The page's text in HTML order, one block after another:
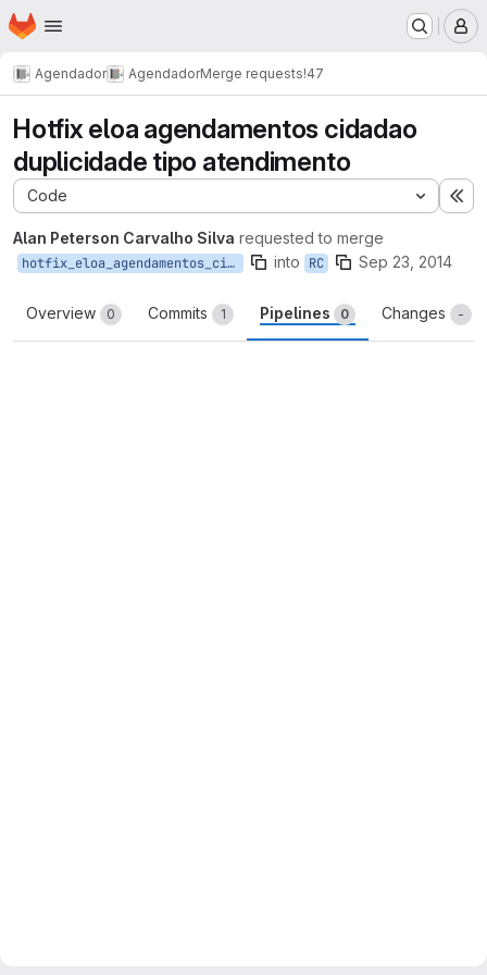
Skip to main content
Homepage
Agendador AgendadorMerge requests!47
Hotfix eloa agendamentos cidadao
duplicidade tipo atendimento
Code
Alan Peterson Carvalho Silva requested to merge
hotfix_eloa_agendamentos_cidadao_duplicidade_tipo_atendimento into RC Sep 23, 2014
Overview 0 Commits 1 Pipelines 0 Changes -